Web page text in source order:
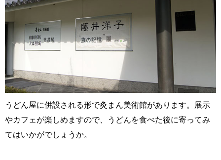
うどん屋に併設される形で灸まん美術館があります。展示
やカフェが楽しめますので、うどんを食べた後に寄ってみ
てはいかがでしょうか。